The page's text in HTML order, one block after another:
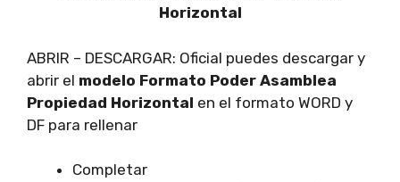
Horizontal
ABRIR – DESCARGAR: Oficial puedes descargar y
abrir el modelo Formato Poder Asamblea
Propiedad Horizontal en el formato WORD y
DF para rellenar
Completar